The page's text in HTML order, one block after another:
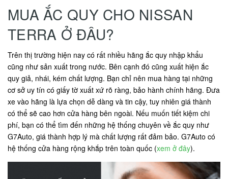
MUA ẮC QUY CHO NISSAN
TERRA Ở ĐÂU?
Trên thị trường hiện nay có rất nhiều hãng ắc quy nhập khẩu
cũng như sản xuất trong nước. Bên cạnh đó cũng xuất hiện ắc
quy giả, nhái, kém chất lượng. Bạn chỉ nên mua hàng tại những
cơ sở uy tín có giấy tờ xuất xứ rõ ràng, bảo hành chính hãng. Đưa
xe vào hãng là lựa chọn dễ dàng và tin cậy, tuy nhiên giá thành
có thể sẽ cao hơn cửa hàng bên ngoài. Nếu muốn tiết kiệm chi
phí, bạn có thể tìm đến những hệ thống chuyên về ắc quy như
G7Auto, giá thành hợp lý mà chất lượng rất đảm bảo. G7Auto có
hệ thống cửa hàng rộng khắp trên toàn quốc (xem ở đây).